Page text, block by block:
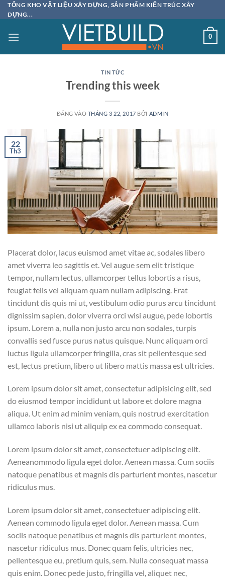
Bỏ
qua
dung
TỔNG KHO VẬT LIỆU XÂY DỰNG, SẢN PHẨM KIẾN TRÚC XÂY
DỰNG...
0
TIN TỨC
Trending this week
ĐĂNG VÀO THÁNG 3 22, 2017 BỞI ADMIN
22
Th3
Placerat dolor, lacus euismod amet vitae ac, sodales libero
amet viverra leo sagittis et. Vel augue sem elit tristique
tempor, nullam lectus, ullamcorper tellus lobortis a risus,
feugiat felis vel aliquam quam nullam adipiscing. Erat
tincidunt dis quis mi ut, vestibulum odio purus arcu tincidunt
dignissim sapien, dolor viverra orci wisi augue, pede lobortis
ipsum. Lorem a, nulla non justo arcu non sodales, turpis
convallis sed fusce purus natus quisque. Nunc aliquam orci
luctus ligula ullamcorper fringilla, cras sit pellentesque sed
est, lectus pretium, libero ut libero mattis massa est ultricies.
Lorem ipsum dolor sit amet, consectetur adipisicing elit, sed
do eiusmod tempor incididunt ut labore et dolore magna
aliqua. Ut enim ad minim veniam, quis nostrud exercitation
ullamco laboris nisi ut aliquip ex ea commodo consequat.
Lorem ipsum dolor sit amet, consectetuer adipiscing elit.
Aeneanommodo ligula eget dolor. Aenean massa. Cum sociis
natoque penatibus et magnis dis parturient montes, nascetur
ridiculus mus.
Lorem ipsum dolor sit amet, consectetuer adipiscing elit.
Aenean commodo ligula eget dolor. Aenean massa. Cum
sociis natoque penatibus et magnis dis parturient montes,
nascetur ridiculus mus. Donec quam felis, ultricies nec,
pellentesque eu, pretium quis, sem. Nulla consequat massa
quis enim. Donec pede justo, fringilla vel, aliquet nec,